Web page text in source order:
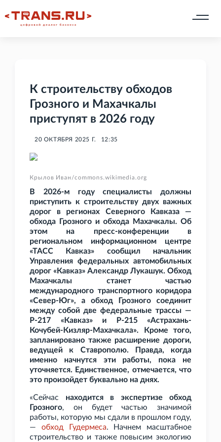
К строительству обходов
Грозного и Махачкалы
приступят в 2026 году
20 ОКТЯБРЯ 2025 Г. 12:35
Крылов Иван/commons.wikimedia.org
В 2026-м году специалисты должны
приступить к строительству двух важных
дорог в регионах Северного Кавказа —
обхода Грозного и обхода Махачкалы. Об
этом на пресс-конференции в
региональном информационном центре
«ТАСС Кавказ» сообщил начальник
Управления федеральных автомобильных
дорог «Кавказ» Александр Лукашук. Обход
Махачкалы станет частью
международного транспортного коридора
«Север-Юг», а обход Грозного соединит
между собой две федеральные трассы —
Р-217 «Кавказ» и Р-215 «Астрахань-
Кочубей-Кизляр-Махачкала». Кроме того,
запланировано также расширение дороги,
ведущей к Ставрополю. Правда, когда
именно начнутся эти работы, пока не
уточняется. Единственное, отмечается, что
это произойдет буквально на днях.
«Сейчас находится в экспертизе обход
Грозного, он будет частью значимой
работы, которую мы сдали в прошлом году,
— обход Гудермеса. Начнем масштабное
строительство и также повысим экологию